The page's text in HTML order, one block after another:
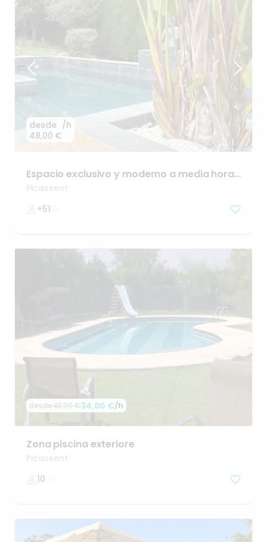
desde
48,00 €
/h
Espacio exclusivo y moderno a media hora
de Valencia
Picassent
+51
desde42,00 €34,00 €/h
Zona piscina exteriore
Picassent
10